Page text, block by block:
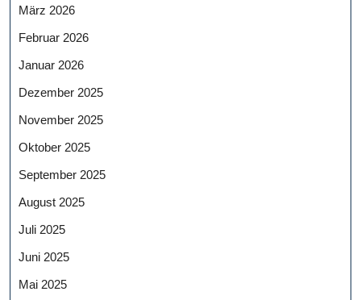
März 2026
Februar 2026
Januar 2026
Dezember 2025
November 2025
Oktober 2025
September 2025
August 2025
Juli 2025
Juni 2025
Mai 2025